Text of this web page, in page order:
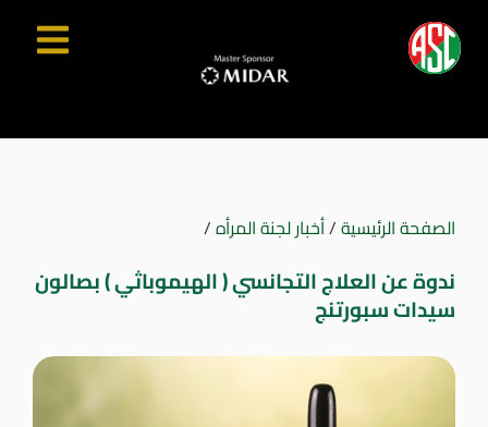
الصفحة الرئيسية/أخبار لجنة المرأه/
ندوة عن العلاج التجانسي ( الهيموباثي ) بصالون
سيدات سبورتنج